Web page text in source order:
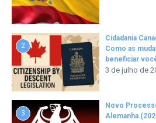
2
Cidadania
Como as
beneficiar
3 de julho de
3
Novo
Alemanha